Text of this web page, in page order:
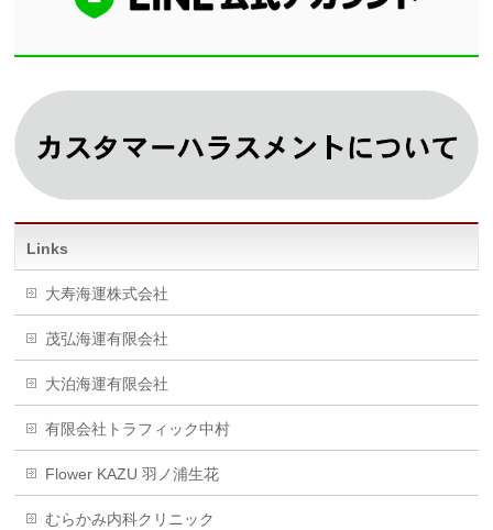
Links
大寿海運株式会社
茂弘海運有限会社
大泊海運有限会社
有限会社トラフィック中村
Flower KAZU 羽ノ浦生花
むらかみ内科クリニック